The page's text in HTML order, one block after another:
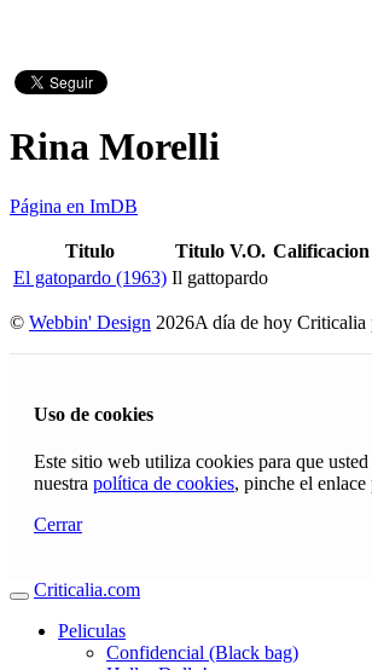
Rina Morelli
Página en ImDB
Titulo Titulo V.O. Calificacion
El gatopardo (1963) Il gattopardo
© Webbin' Design 2026A día de hoy Criticalia
Uso de cookies
Este sitio web utiliza cookies para que
nuestra política de cookies, pinche el
Cerrar
Criticalia.com
Peliculas
Confidencial (Black bag)